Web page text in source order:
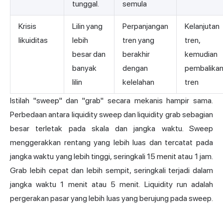
tunggal.
semula
Krisis
likuiditas
Lilin yang
lebih
besar dan
banyak
lilin
Perpanjangan
tren yang
berakhir
dengan
kelelahan
Kelanjutan
tren,
kemudian
pembalikan
tren
Istilah "sweep" dan "grab" secara mekanis hampir sama.
Perbedaan antara liquidity sweep dan liquidity grab sebagian
besar terletak pada skala dan jangka waktu. Sweep
menggerakkan rentang yang lebih luas dan tercatat pada
jangka waktu yang lebih tinggi, seringkali 15 menit atau 1 jam.
Grab lebih cepat dan lebih sempit, seringkali terjadi dalam
jangka waktu 1 menit atau 5 menit. Liquidity run adalah
pergerakan pasar yang lebih luas yang berujung pada sweep.